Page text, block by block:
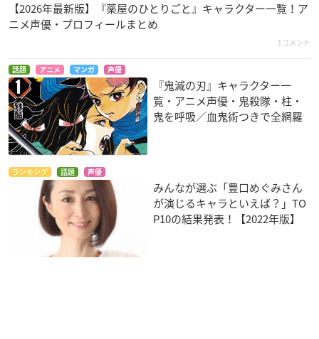
【2026年最新版】『薬屋のひとりごと』キャラクター一覧！ア
ニメ声優・プロフィールまとめ
1コメント
話題 アニメ マンガ 声優
『鬼滅の刃』キャラクター一
覧・アニメ声優・鬼殺隊・柱・
鬼を呼吸／血鬼術つきで全網羅
ランキング 話題 声優
みんなが選ぶ「豊口めぐみさん
が演じるキャラといえば？」TO
P10の結果発表！【2022年版】